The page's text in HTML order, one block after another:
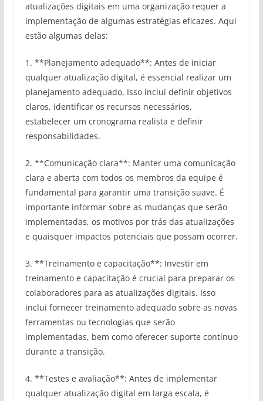
atualizações digitais em uma organização requer a
implementação de algumas estratégias eficazes. Aqui
estão algumas delas:
1. **Planejamento adequado**: Antes de iniciar
qualquer atualização digital, é essencial realizar um
planejamento adequado. Isso inclui definir objetivos
claros, identificar os recursos necessários,
estabelecer um cronograma realista e definir
responsabilidades.
2. **Comunicação clara**: Manter uma comunicação
clara e aberta com todos os membros da equipe é
fundamental para garantir uma transição suave. É
importante informar sobre as mudanças que serão
implementadas, os motivos por trás das atualizações
e quaisquer impactos potenciais que possam ocorrer.
3. **Treinamento e capacitação**: Investir em
treinamento e capacitação é crucial para preparar os
colaboradores para as atualizações digitais. Isso
inclui fornecer treinamento adequado sobre as novas
ferramentas ou tecnologias que serão
implementadas, bem como oferecer suporte contínuo
durante a transição.
4. **Testes e avaliação**: Antes de implementar
qualquer atualização digital em larga escala, é